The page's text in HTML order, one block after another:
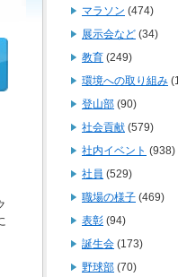
マラソン (474)
展示会など (34)
教育 (249)
環境への取り組み
登山部 (90)
社会貢献 (579)
社内イベント (938)
社員 (529)
職場の様子 (469)
表彰 (94)
誕生会 (173)
野球部 (70)